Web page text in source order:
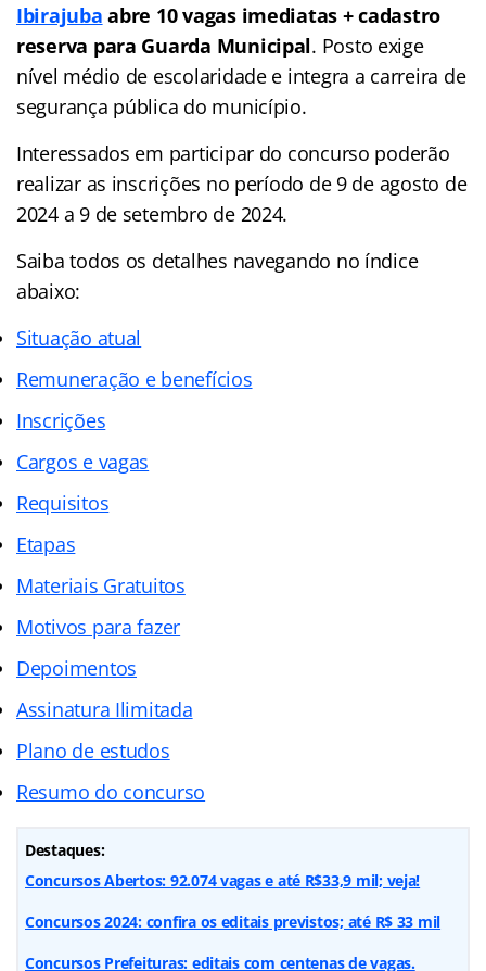
Ibirajuba abre 10 vagas imediatas + cadastro
reserva para Guarda Municipal. Posto exige
nível médio de escolaridade e integra a carreira de
segurança pública do município.
Interessados em participar do concurso poderão
realizar as inscrições no período de 9 de agosto de
2024 a 9 de setembro de 2024.
Saiba todos os detalhes navegando no índice
abaixo:
Situação atual
Remuneração e benefícios
Inscrições
Cargos e vagas
Requisitos
Etapas
Materiais Gratuitos
Motivos para fazer
Depoimentos
Assinatura Ilimitada
Plano de estudos
Resumo do concurso
Destaques:
Concursos Abertos: 92.074 vagas e até R$33,9 mil; veja!
Concursos 2024: confira os editais previstos; até R$ 33 mil
Concursos Prefeituras: editais com centenas de vagas.